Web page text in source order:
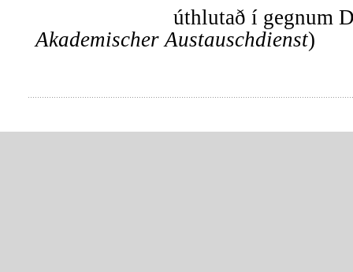
úthlutað í gegnum
Akademischer Austauschdienst)